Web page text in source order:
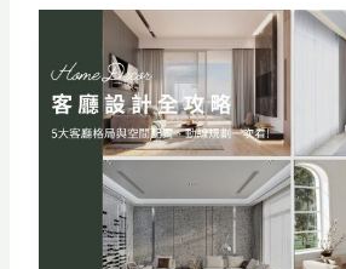
怎
麼
做
？
3
大
技
巧
打